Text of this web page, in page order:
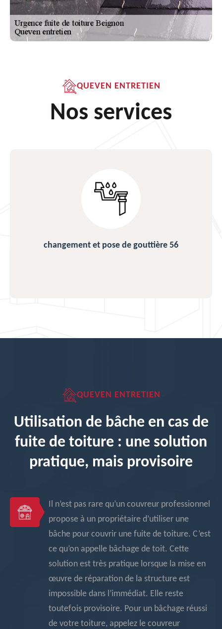
QUEVEN ENTRETIEN
Nos services
changement et pose de gouttière 56
QUEVEN ENTRETIEN
Utilisation de bâche en cas de
fuite de toiture : une solution
pratique, mais provisoire
Il n’est pas rare qu’un couvreur professionnel
propose à un propriétaire d’utiliser une
bâche pour couvrir une fuite de toiture. C’est
ce qu’on appelle bâchage de toit. Cette
solution est très pratique lorsque la mise en
œuvre de réparation de la structure est
impossible dans l’immédiat. Elle reste
toutefois provisoire. Pour un bâchage réussi
de votre toiture, appelez le couvreur